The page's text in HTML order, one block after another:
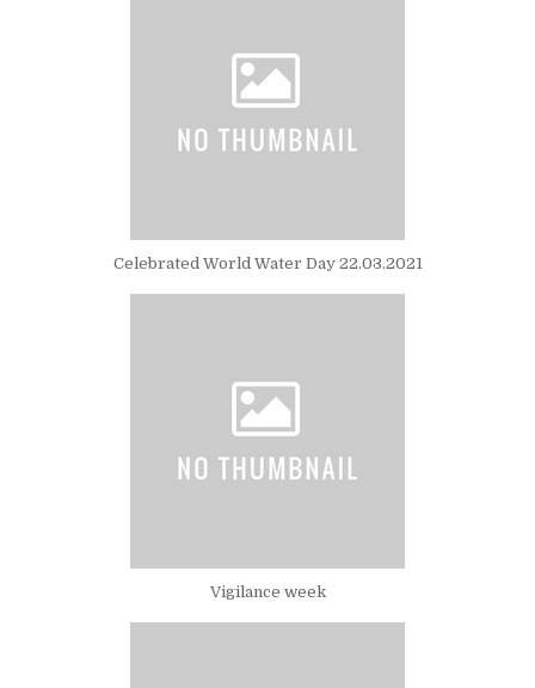
Celebrated World Water Day 22.03.2021
Vigilance week